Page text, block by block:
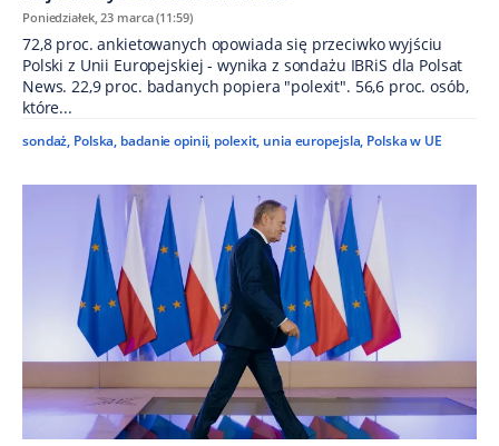
Poniedziałek, 23 marca (11:59)
72,8 proc. ankietowanych opowiada się przeciwko wyjściu
Polski z Unii Europejskiej - wynika z sondażu IBRiS dla Polsat
News. 22,9 proc. badanych popiera "polexit". 56,6 proc. osób,
które...
sondaż, Polska, badanie opinii, polexit, unia europejsla, Polska w UE